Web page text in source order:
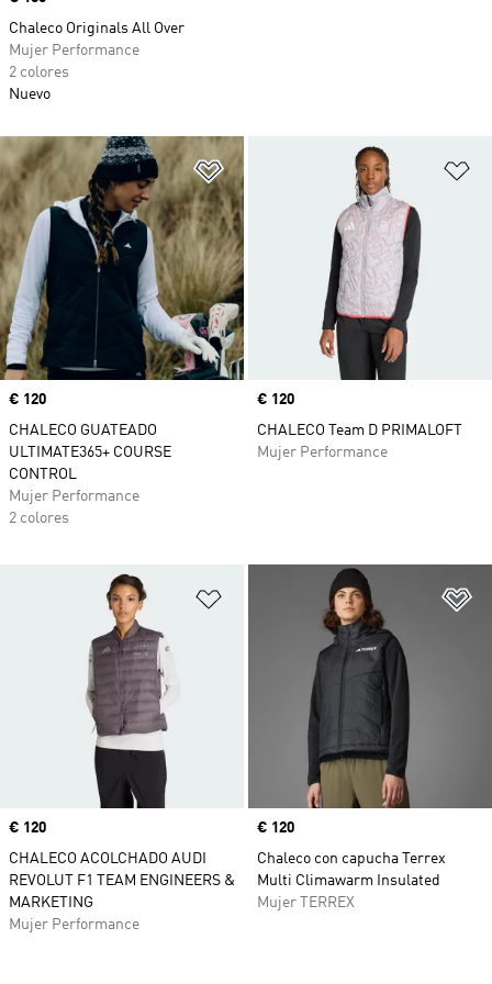
Añadir a la lista de deseos
Precio
€ 120
CHALECO GUATEADO
ULTIMATE365+ COURSE
CONTROL
Mujer Performance
2 colores
Precio
€ 120
CHALECO Team D PRIMALOFT
Mujer Performance
Añadir a la lista de deseos
Precio
€ 120
CHALECO ACOLCHADO AUDI
REVOLUT F1 TEAM ENGINEERS &
MARKETING
Mujer Performance
Precio
€ 120
Chaleco con capucha Terrex
Multi Climawarm Insulated
Mujer TERREX
Chaleco Originals All Over
Mujer Performance
2 colores
Nuevo